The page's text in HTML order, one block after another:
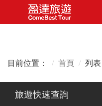
目前位置： 首頁 列表